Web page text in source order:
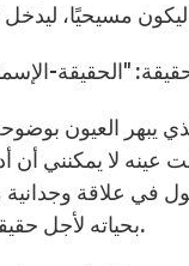
مسيحيًا،
عينه لا يمكنني
في علاقة
بحياته لأجل حقيقة حسابية من هذا النوع.